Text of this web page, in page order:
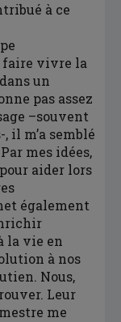
à ce
faire vivre la
un
pas assez
–souvent
il m’a semblé
mes idées,
aider lors
également
la vie en
à nos
Nous,
Leur
me